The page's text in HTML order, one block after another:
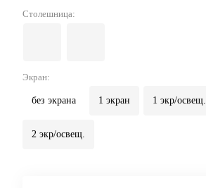
Столешница:
Экран:
без экрана 1 экран 1 экр/освещ.
2 экр/освещ.